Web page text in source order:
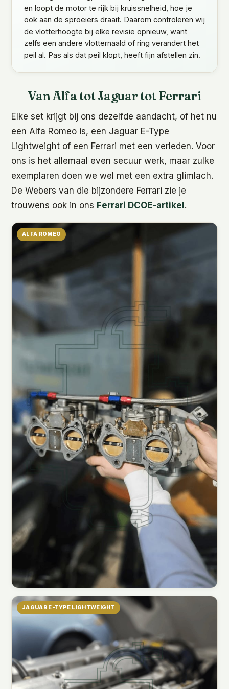
en loopt de motor te rijk bij kruissnelheid, hoe je
ook aan de sproeiers draait. Daarom controleren wij
de vlotterhoogte bij elke revisie opnieuw, want
zelfs een andere vlotternaald of ring verandert het
peil al. Pas als dat peil klopt, heeft fijn afstellen zin.
Van Alfa tot Jaguar tot Ferrari
Elke set krijgt bij ons dezelfde aandacht, of het nu
een Alfa Romeo is, een Jaguar E-Type
Lightweight of een Ferrari met een verleden. Voor
ons is het allemaal even secuur werk, maar zulke
exemplaren doen we wel met een extra glimlach.
De Webers van die bijzondere Ferrari zie je
trouwens ook in ons Ferrari DCOE-artikel .
ALFA ROMEO
JAGUAR E-TYPE LIGHTWEIGHT